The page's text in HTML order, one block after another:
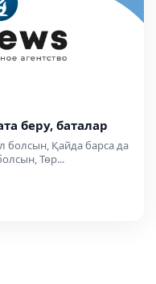
беру, баталар
Қайда барса да
Төр...